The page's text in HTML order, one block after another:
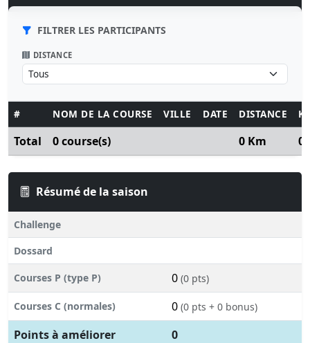
FILTRER LES PARTICIPANTS
DISTANCE
# NOM DE LA COURSE VILLE DATE DISTANCE
Total 0 course(s) 0 Km 0
Résumé de la saison
Challenge
Dossard
Courses P (type P) 0 (0 pts)
Courses C (normales) 0 (0 pts + 0 bonus)
Points à améliorer
0